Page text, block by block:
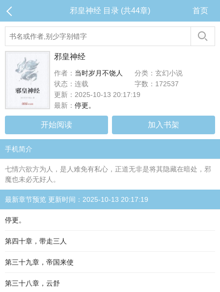
邪皇神经 目录 (共44章) 首页
邪皇神经
作者： 当时岁月不饶人
分类：玄幻小说
状态：连载
字数：172537
更新：2025-10-13 20:17:19
最新： 停更。
开始阅读 加入书架
手机简介
七情六欲方为人，是人难免有私心，正道无非是将其隐藏在暗处，邪
魔也未必无好人。
最新章节预览 更新时间：2025-10-13 20:17:19
停更。
第四十章，带走三人
第三十九章，帝国来使
第三十八章，云舒